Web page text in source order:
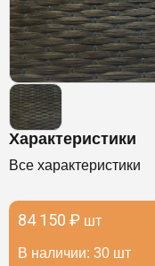
Характеристики
Все характеристики
84 150 ₽ шт
В наличии: 30 шт